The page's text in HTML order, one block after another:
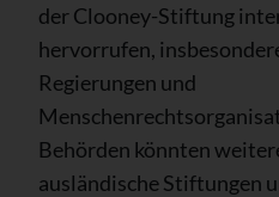
der Clooney-Stiftung
hervorrufen,
Regierungen und
Behörden könnten
ausländische Stiftungen